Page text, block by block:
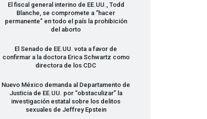
El fiscal general interino de EE.UU., Todd
Blanche, se compromete a “hacer
permanente” en todo el país la prohibición
del aborto
El Senado de EE.UU. vota a favor de
confirmar a la doctora Erica Schwartz como
directora de los CDC
Nuevo México demanda al Departamento de
Justicia de EE.UU. por “obstaculizar” la
investigación estatal sobre los delitos
sexuales de Jeffrey Epstein